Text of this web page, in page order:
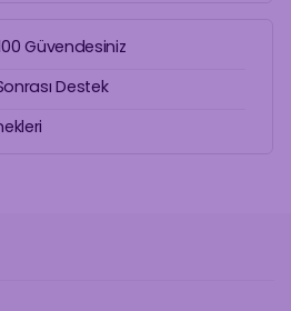
Güvendesiniz
Destek